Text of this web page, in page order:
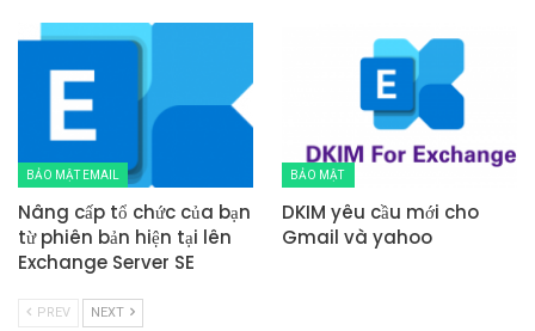
BẢO MẬT EMAIL
Nâng cấp tổ chức của bạn
từ phiên bản hiện tại lên
Exchange Server SE
BẢO MẬT
DKIM yêu cầu mới cho
Gmail và yahoo
PREV NEXT